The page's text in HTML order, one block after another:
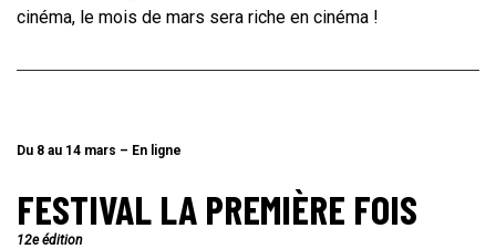
cinéma, le mois de mars sera riche en cinéma !
Du 8 au 14 mars – En ligne
FESTIVAL LA PREMIÈRE FOIS
12e édition